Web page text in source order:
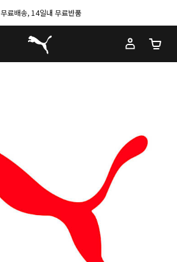
무료배송, 14일내 무료반품
푸마 홈
장바